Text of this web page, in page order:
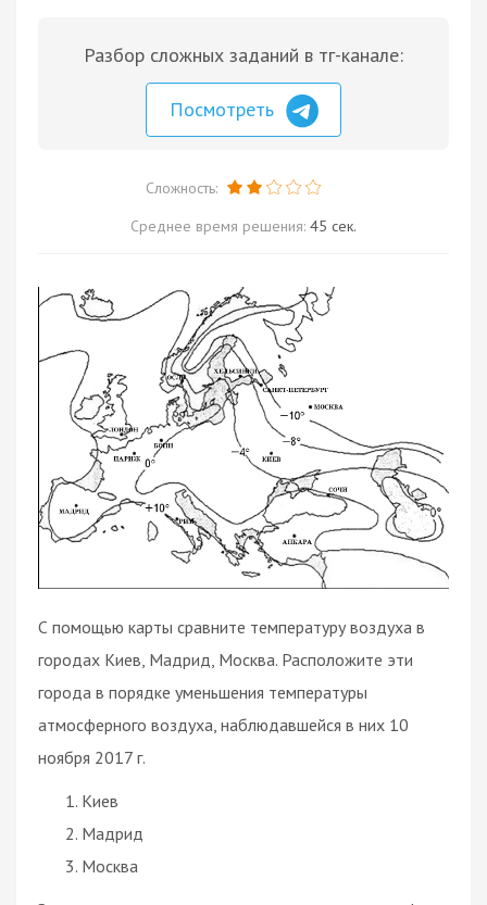
Разбор сложных заданий в тг-канале:
Посмотреть
Сложность:
Среднее время решения: 45 сек.
С помощью карты сравните температуру воздуха в
городах Киев, Мадрид, Москва. Расположите эти
города в порядке уменьшения температуры
атмосферного воздуха, наблюдавшейся в них 10
ноября 2017 г.
Киев
Мадрид
Москва